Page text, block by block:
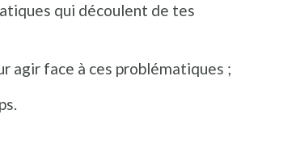
qui découlent de tes
agir face à ces problématiques ;